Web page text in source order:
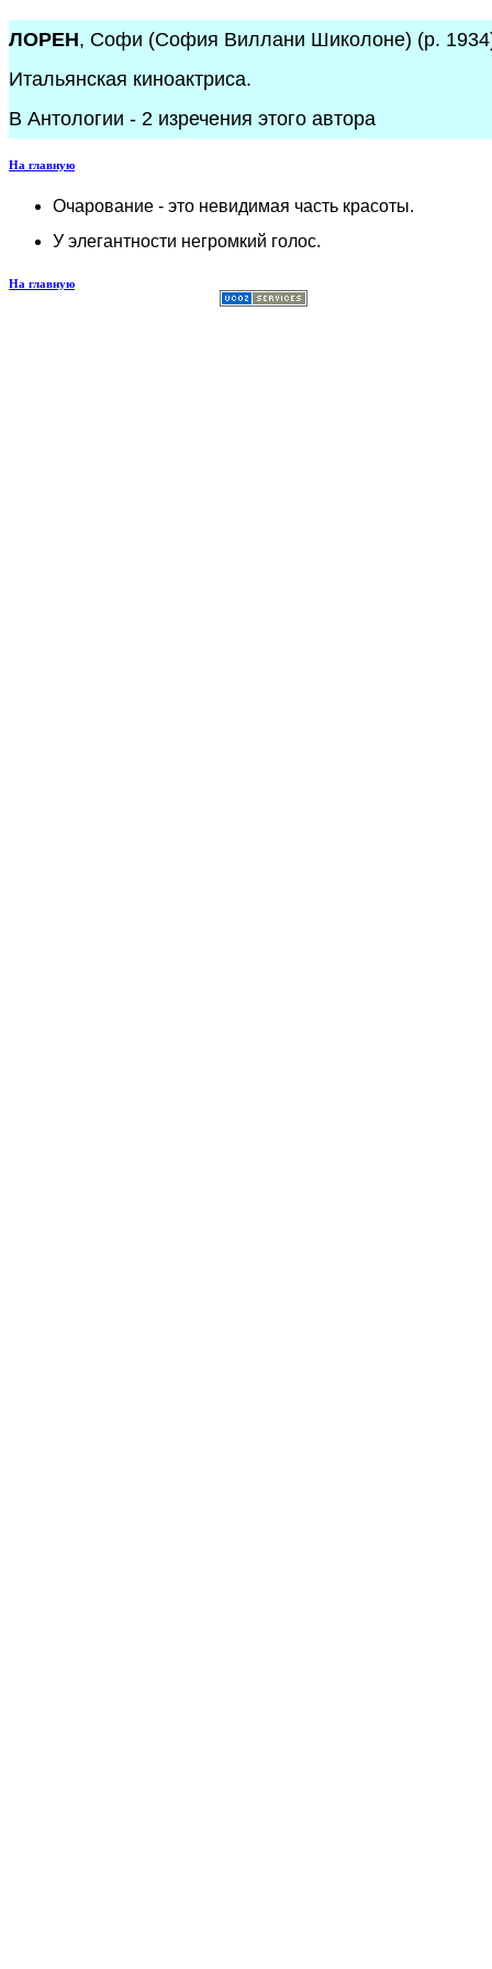
ЛОРЕН, Софи (София Виллани Шиколоне) (р.
Итальянская киноактриса.
В Антологии - 2 изречения этого автора
На главную
Очарование - это невидимая часть красоты.
У элегантности негромкий голос.
На главную